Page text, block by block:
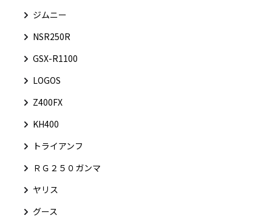
ジムニー
NSR250R
GSX-R1100
LOGOS
Z400FX
KH400
トライアンフ
ＲＧ２５０ガンマ
ヤリス
グース